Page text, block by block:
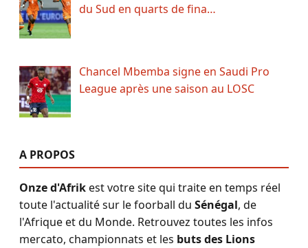
du Sud en quarts de fina…
Chancel Mbemba signe en Saudi Pro
League après une saison au LOSC
A PROPOS
Onze d'Afrikest votre site qui traite en temps réel
toute l'actualité sur le foorball du Sénégal, de
l'Afrique et du Monde. Retrouvez toutes les infos
mercato, championnats et les buts des Lions